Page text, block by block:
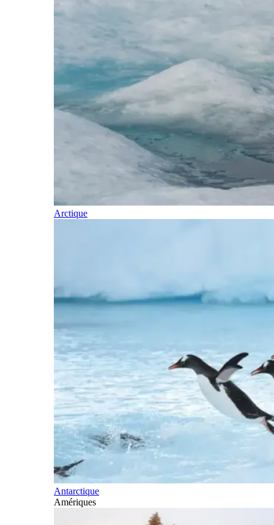
Arctique
Antarctique
Amériques